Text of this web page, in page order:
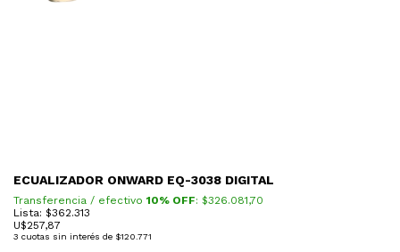
ECUALIZADOR ONWARD EQ-3038 DIGITAL
Transferencia / efectivo 10% OFF: $326.081,70
Lista: $362.313
U$257,87
3 cuotas sin interés de $120.771